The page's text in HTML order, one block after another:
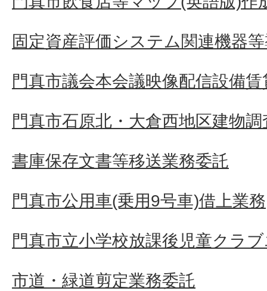
固定資産評価システム関連機器
門真市議会本会議映像配信設備
門真市石原北・大倉西地区建物
書庫保存文書等移送業務委託
門真市公用車(乗用9号車)借上業務
門真市立小学校放課後児童クラ
市道・緑道剪定業務委託